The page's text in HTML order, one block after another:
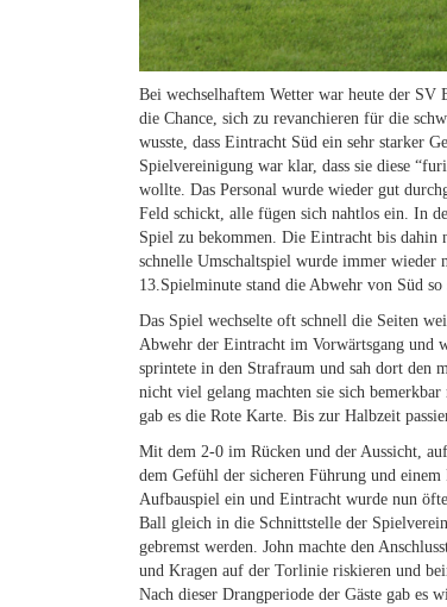
Bei wechselhaftem Wetter war heute der
die Chance, sich zu revanchieren für die
wusste, dass Eintracht Süd ein sehr starker
Spielvereinigung war klar, dass sie diese
wollte. Das Personal wurde wieder gut
Feld schickt, alle fügen sich nahtlos ein. In
Spiel zu bekommen. Die Eintracht bis dahin
schnelle Umschaltspiel wurde immer wieder
13.Spielminute stand die Abwehr von Süd
Das Spiel wechselte oft schnell die Seiten
Abwehr der Eintracht im Vorwärtsgang und
sprintete in den Strafraum und sah dort den
nicht viel gelang machten sie sich
gab es die Rote Karte. Bis zur Halbzeit
Mit dem 2-0 im Rücken und der Aussicht,
dem Gefühl der sicheren Führung und
Aufbauspiel ein und Eintracht wurde nun
Ball gleich in die Schnittstelle der
gebremst werden. John machte den
und Kragen auf der Torlinie riskieren und
Nach dieser Drangperiode der Gäste gab es